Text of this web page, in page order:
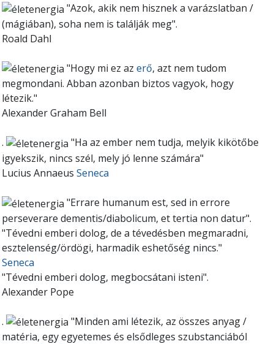
"Azok, akik nem hisznek a varázslatban /
(mágiában), soha nem is találják meg".
Roald Dahl
"Hogy mi ez az erő, azt nem tudom
megmondani. Abban azonban biztos vagyok, hogy
létezik."
Alexander Graham Bell
.
"Ha az ember nem tudja, melyik kikötőbe
igyekszik, nincs szél, mely jó lenne számára"
Lucius Annaeus Seneca
"Errare humanum est, sed in errore
perseverare dementis/diabolicum, et tertia non datur".
"Tévedni emberi dolog, de a tévedésben megmaradni,
esztelenség/ördögi, harmadik eshetőség nincs."
Seneca
"Tévedni emberi dolog, megbocsátani isteni".
Alexander Pope
.
"Minden ami létezik, az összes anyag /
matéria, egy egyetemes és elsődleges szubstanciából